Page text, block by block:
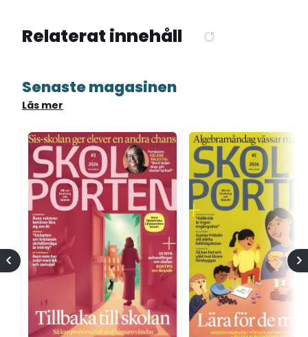
Relaterat innehåll
Senaste magasinen
Läs mer